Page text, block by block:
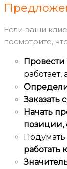
Если ваши
посмотрите,
Провести
работает,
Заказать
Начать
позиции,
Подумать
работать